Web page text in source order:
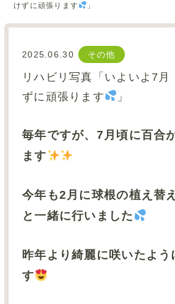
お便り
フォトアルバム
資料ダウンロード
サイトマップ
介護事業TOP
グループサイト
けずに頑張ります 」
2025.06.30 その他
リハビリ写真「いよいよ7月
ずに頑張ります
」
毎年ですが、7月頃に百合
ます
今年も2月に球根の植え替
と一緒に行いました
昨年より綺麗に咲いたよう
す